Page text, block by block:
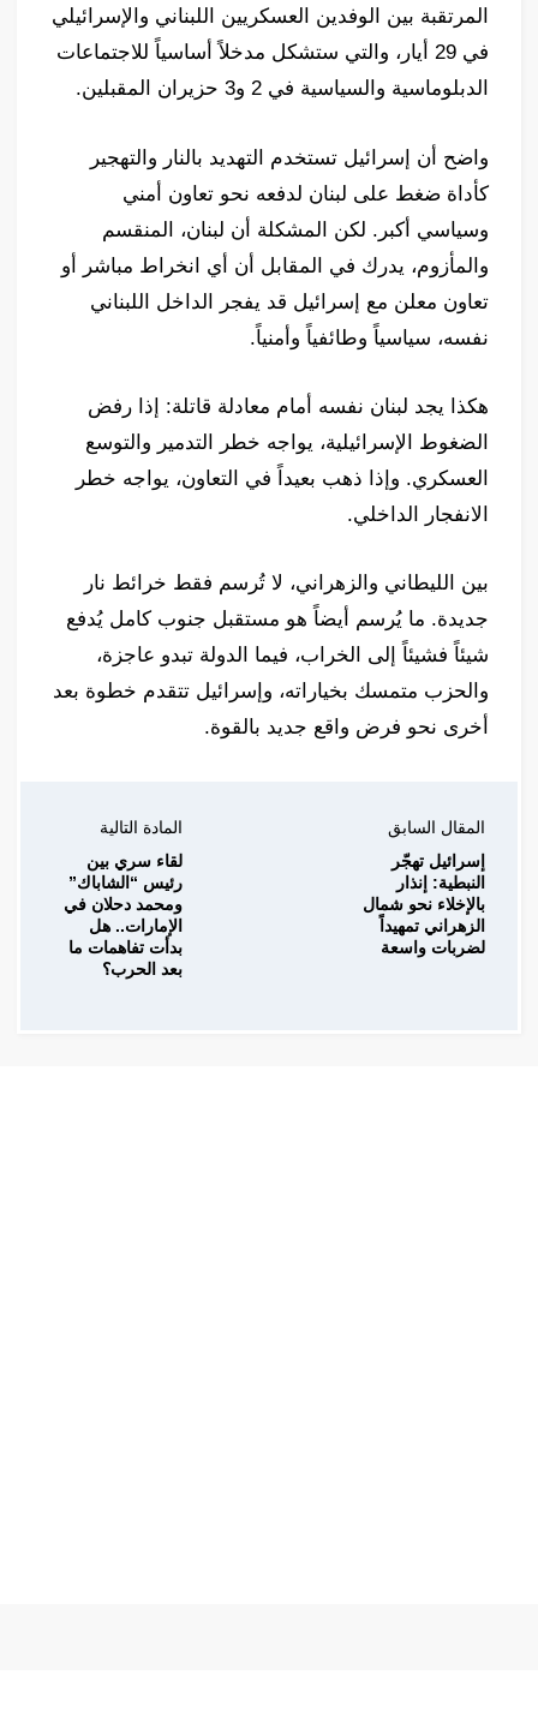
المرتقبة بين الوفدين العسكريين اللبناني والإسرائيلي
في 29 أيار، والتي ستشكل مدخلاً أساسياً للاجتماعات
الدبلوماسية والسياسية في 2 و3 حزيران المقبلين.
واضح أن إسرائيل تستخدم التهديد بالنار والتهجير
كأداة ضغط على لبنان لدفعه نحو تعاون أمني
وسياسي أكبر. لكن المشكلة أن لبنان، المنقسم
والمأزوم، يدرك في المقابل أن أي انخراط مباشر أو
تعاون معلن مع إسرائيل قد يفجر الداخل اللبناني
نفسه، سياسياً وطائفياً وأمنياً.
هكذا يجد لبنان نفسه أمام معادلة قاتلة: إذا رفض
الضغوط الإسرائيلية، يواجه خطر التدمير والتوسع
العسكري. وإذا ذهب بعيداً في التعاون، يواجه خطر
الانفجار الداخلي.
بين الليطاني والزهراني، لا تُرسم فقط خرائط نار
جديدة. ما يُرسم أيضاً هو مستقبل جنوب كامل يُدفع
شيئاً فشيئاً إلى الخراب، فيما الدولة تبدو عاجزة،
والحزب متمسك بخياراته، وإسرائيل تتقدم خطوة بعد
أخرى نحو فرض واقع جديد بالقوة.
المقال السابق
إسرائيل تهجّر
النبطية: إنذار
بالإخلاء نحو شمال
الزهراني تمهيداً
لضربات واسعة
المادة التالية
لقاء سري بين
رئيس “الشاباك”
ومحمد دحلان في
الإمارات.. هل
بدأت تفاهمات ما
بعد الحرب؟